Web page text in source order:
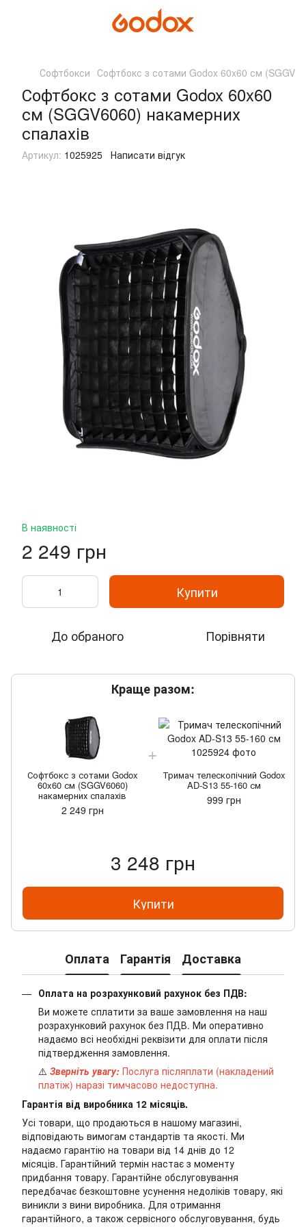
Софтбокси Софтбокс з сотами Godox 60x60 см
Софтбокс з сотами Godox 60x60
см (SGGV6060) накамерних
спалахів
Артикул: 1025925 Написати відгук
В наявності
2 249 грн
Купити
До обраного Порівняти
Краще разом:
Софтбокс з сотами Godox
60x60 см (SGGV6060)
накамерних спалахів
2 249 грн
Тримач телескопічний Godox
AD-S13 55-160 см
999 грн
3 248 грн
Купити
Оплата Гарантія Доставка
Оплата на розрахунковий рахунок без ПДВ:
Ви можете сплатити за ваше замовлення на наш
розрахунковий рахунок без ПДВ. Ми оперативно
надаємо всі необхідні реквізити для оплати після
підтвердження замовлення.
⚠️ Зверніть увагу: Послуга післяплати (накладений
платіж) наразі тимчасово недоступна.
Гарантія від виробника 12 місяців.
Усі товари, що продаються в нашому магазині,
відповідають вимогам стандартів та якості. Ми
надаємо гарантію на товари від 14 днів до 12
місяців. Гарантійний термін настає з моменту
придбання товару. Гарантійне обслуговування
передбачає безкоштовне усунення недоліків товару, які
виникли з вини виробника. Для отримання
гарантійного, а також сервісного обслуговування, будь